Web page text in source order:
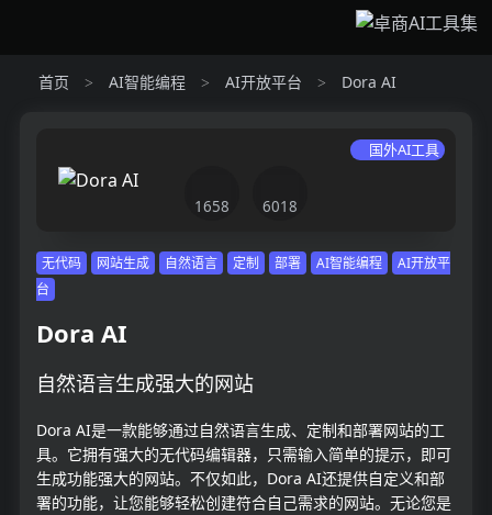
首页 > AI智能编程 > AI开放平台 > Dora AI
国外AI工具
1658 6018
无代码 网站生成 自然语言 定制 部署 AI智能编程
AI开放平
台
Dora AI
自然语言生成强大的网站
Dora AI是一款能够通过自然语言生成、定制和部署网站的工
具。它拥有强大的无代码编辑器，只需输入简单的提示，即可
生成功能强大的网站。不仅如此，Dora AI还提供自定义和部
署的功能，让您能够轻松创建符合自己需求的网站。无论您是